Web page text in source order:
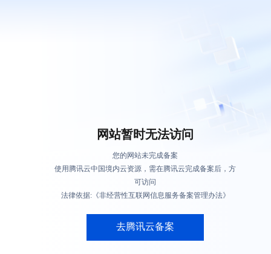
网站暂时无法访问
您的网站未完成备案
使用腾讯云中国境内云资源，需在腾讯云完成备案后，方
可访问
法律依据:《非经营性互联网信息服务备案管理办法》
去腾讯云备案